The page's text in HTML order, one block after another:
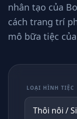
nhân tạo của
cách trang trí
mô bữa tiệc
LOẠI HÌNH TIỆC